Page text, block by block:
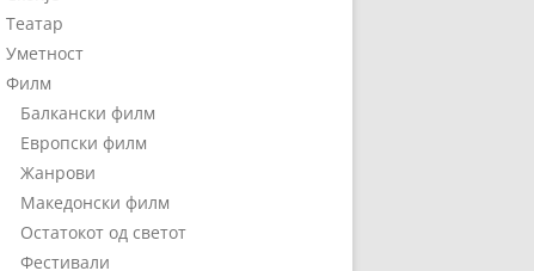
Театар
Уметност
Филм
Балкански филм
Европски филм
Жанрови
Македонски филм
Остатокот од светот
Фестивали